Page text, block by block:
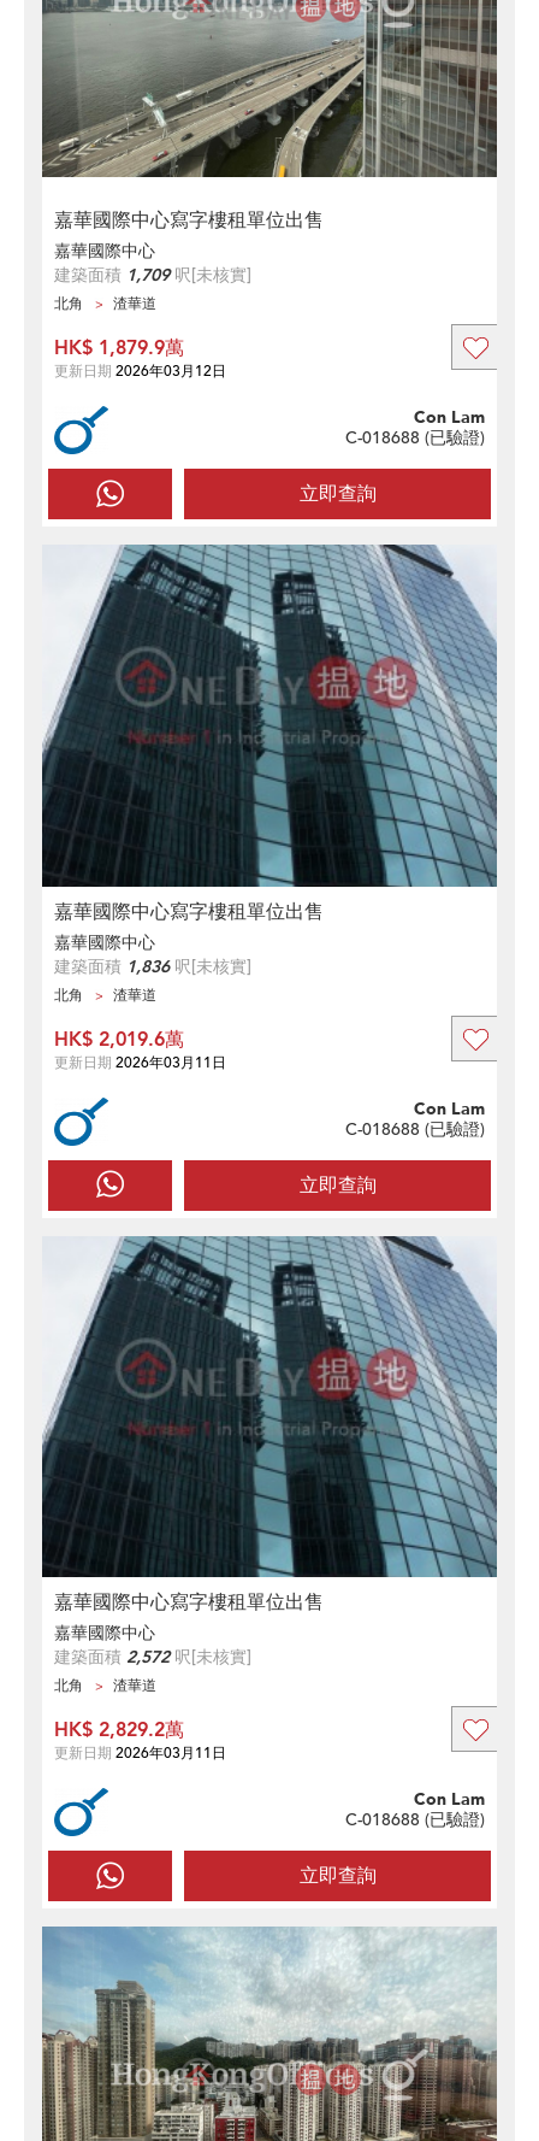
嘉華國際中心寫字樓租單位出售
嘉華國際中心
建築面積 1,709呎[未核實]
北角 渣華道
立即查詢
Con Lam
C-018688 (已驗證)
HK$ 1,879.9萬
更新日期 2026年03月12日
嘉華國際中心寫字樓租單位出售
嘉華國際中心
建築面積 1,836呎[未核實]
北角 渣華道
立即查詢
Con Lam
C-018688 (已驗證)
HK$ 2,019.6萬
更新日期 2026年03月11日
嘉華國際中心寫字樓租單位出售
嘉華國際中心
建築面積 2,572呎[未核實]
北角 渣華道
立即查詢
Con Lam
C-018688 (已驗證)
HK$ 2,829.2萬
更新日期 2026年03月11日